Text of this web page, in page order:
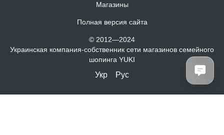
Магазины
Полная версия сайта
© 2012—2024
Украинская компания-собственник сети магазинов семейного
шопинга YUKI
Укр Рус